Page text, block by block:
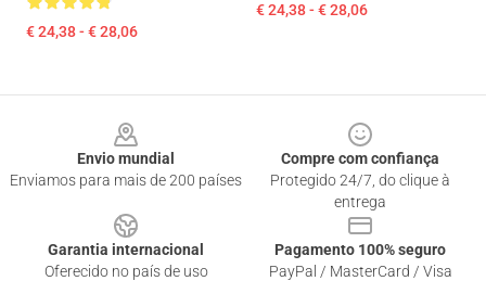
€ 24,38 - € 28,06
€ 24,38 - € 28,06
Envio mundial
Enviamos para mais de 200 países
Compre com confiança
Protegido 24/7, do clique à
entrega
Garantia internacional
Oferecido no país de uso
Pagamento 100% seguro
PayPal / MasterCard / Visa